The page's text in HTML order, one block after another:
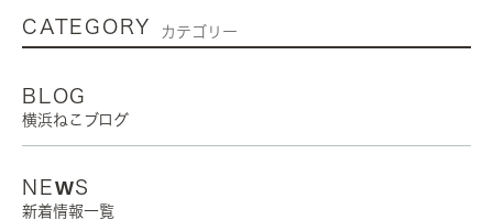
CATEGORY カテゴリー
BLOG
横浜ねこブログ
NEWS
新着情報一覧